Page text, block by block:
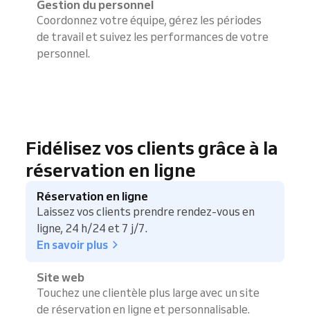
Gestion du personnel
Coordonnez votre équipe, gérez les périodes
de travail et suivez les performances de votre
personnel.
Fidélisez vos clients grâce à la
réservation en ligne
Réservation en ligne
Laissez vos clients prendre rendez-vous en
ligne, 24 h/24 et 7 j/7.
En savoir plus
Site web
Touchez une clientèle plus large avec un site
de réservation en ligne et personnalisable.